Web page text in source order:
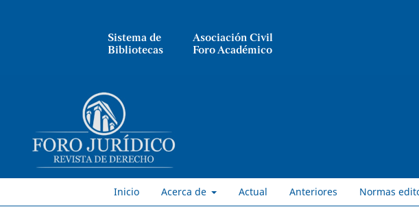
Sistema de
Bibliotecas
Asociación Civil
Foro Académico
Inicio Acerca de Actual Anteriores Normas